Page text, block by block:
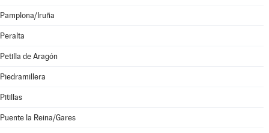
Pamplona/Iruña
Peralta
Petilla de Aragón
Piedramillera
Pitillas
Puente la Reina/Gares